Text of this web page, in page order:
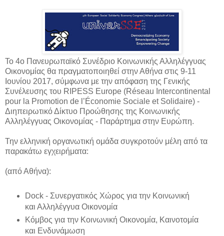
Το 4ο Πανευρωπαϊκό Συνέδριο Κοινωνικής Αλληλέγγυας
Οικονομίας θα πραγματοποιηθεί στην Αθήνα στις 9-11
Ιουνίου 2017, σύμφωνα με την απόφαση της Γενικής
Συνέλευσης του RIPESS Europe (Réseau Intercontinental
pour la Promotion de l’Économie Sociale et Solidaire) -
Διηπειρωτικό Δίκτυο Προώθησης της Κοινωνικής
Αλληλέγγυας Οικονομίας - Παράρτημα στην Ευρώπη.
Την ελληνική οργανωτική ομάδα συγκροτούν μέλη από τα
παρακάτω εγχειρήματα:
(από Αθήνα):
Dock - Συνεργατικός Χώρος για την Κοινωνική
και Αλληλέγγυα Οικονομία
Κόμβος για την Κοινωνική Οικονομία, Καινοτομία
και Ενδυνάμωση